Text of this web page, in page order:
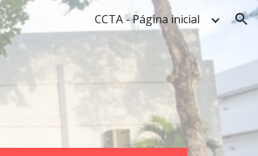
CCTA - Página inicial